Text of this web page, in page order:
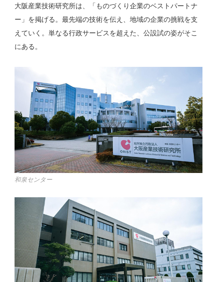
大阪産業技術研究所は、「ものづくり企業のベストパートナ
ー」を掲げる。最先端の技術を伝え、地域の企業の挑戦を支
えていく。単なる行政サービスを超えた、公設試の姿がそこ
にある。
和泉センター